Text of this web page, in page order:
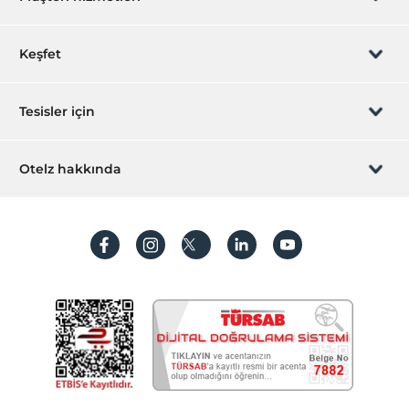
Odalar
Sigara içilmeyen odalar
Havaalanı servisi (ücretli)
Öne Çıkan Özellikler
Mavi bayrak
Romantizm/Balayı
Ortak Alanlar
Güneşlenme terası
Teras
Rezervasyon yönet
Sıkça sorulan sorular
İşlem rehberi
Keşfet
Hediye Kart
Hesap oluştur
Tesisler için
Hemen tesisinizi ekleyin
Otelz hakkında
Koşullar ve şartlar
Aydınlatma metni